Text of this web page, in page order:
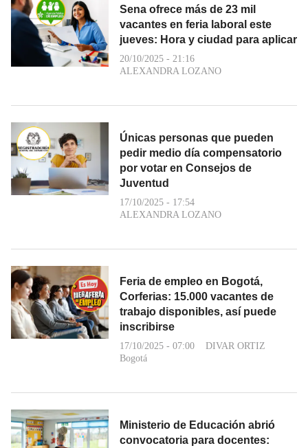
Sena ofrece más de 23 mil
vacantes en feria laboral este
jueves: Hora y ciudad para aplicar
20/10/2025 - 21:16
ALEXANDRA LOZANO
Únicas personas que pueden
pedir medio día compensatorio
por votar en Consejos de
Juventud
17/10/2025 - 17:54
ALEXANDRA LOZANO
Feria de empleo en Bogotá,
Corferias: 15.000 vacantes de
trabajo disponibles, así puede
inscribirse
17/10/2025 - 07:00
DIVAR ORTIZ
Bogotá
Ministerio de Educación abrió
convocatoria para docentes: